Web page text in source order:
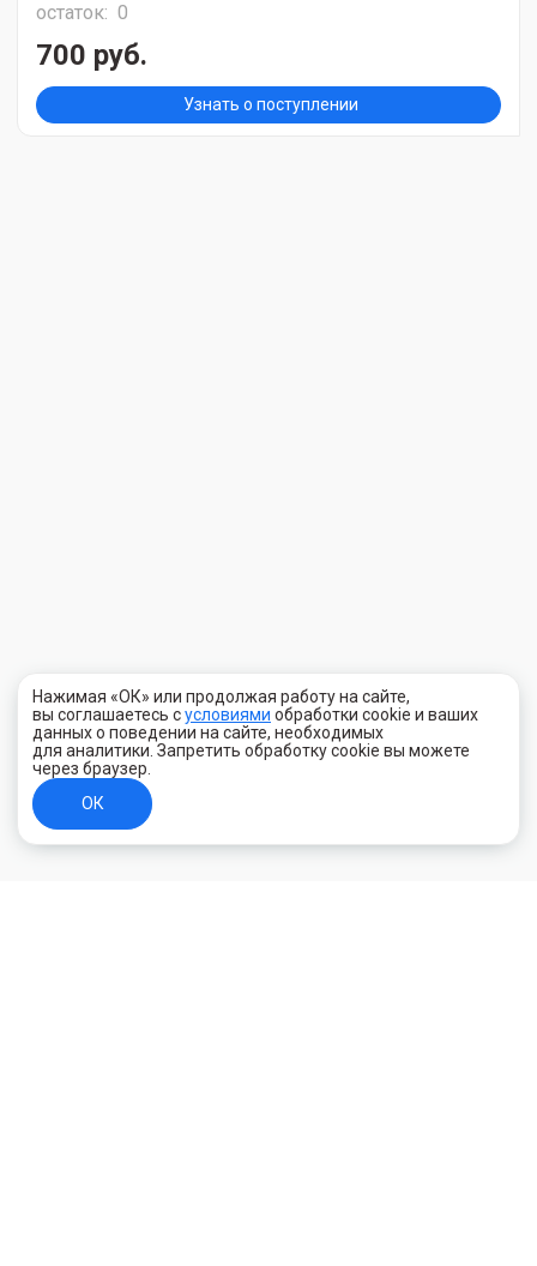
остаток: 0
700 руб.
Узнать о поступлении
Нажимая «ОК» или продолжая работу на сайте,
вы соглашаетесь сусловиями обработки cookie и ваших
данных о поведении на сайте, необходимых
для аналитики. Запретить обработку cookie вы можете
через браузер.
ОК